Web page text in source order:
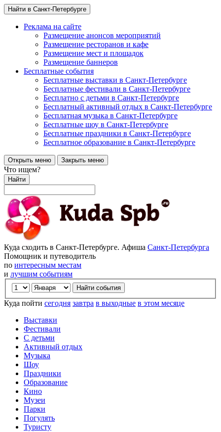
Найти в Санкт-Петербурге
Реклама на сайте
Размещение анонсов мероприятий
Размещение ресторанов и кафе
Размещение мест и площадок
Размещение баннеров
Бесплатные события
Бесплатные выставки в Санкт-Петербурге
Бесплатные фестивали в Санкт-Петербурге
Бесплатно с детьми в Санкт-Петербурге
Бесплатный активный отдых в Санкт-Петербурге
Бесплатная музыка в Санкт-Петербурге
Бесплатные шоу в Санкт-Петербурге
Бесплатные праздники в Санкт-Петербурге
Бесплатное образование в Санкт-Петербурге
Открыть меню Закрыть меню
Что ищем?
Найти
Куда сходить в Санкт-Петербурге. Афиша Санкт-Петербурга
Помощник и путеводитель
по интересным местам
и лучшим событиям
Куда пойти сегодня завтра в выходные в этом месяце
Выставки
Фестивали
С детьми
Активный отдых
Музыка
Шоу
Праздники
Образование
Кино
Музеи
Парки
Погулять
Туристу